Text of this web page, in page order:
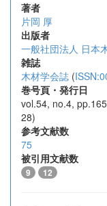
著者
片岡 厚
出版者
一般社団法人 日本
雑誌
木材学会誌 (
巻号頁・発行日
vol.54, no.4,
28)
参考文献数
75
被引用文献数
9 12